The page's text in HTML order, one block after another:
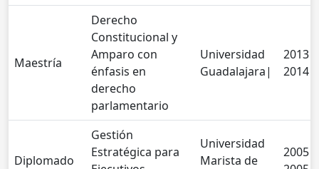
Maestría
Derecho
Constitucional y
Amparo con
énfasis en
derecho
parlamentario
Universidad
Guadalajara|
2013 -
2014
Diplomado
Gestión
Estratégica para
Universidad
Marista de
2005 -